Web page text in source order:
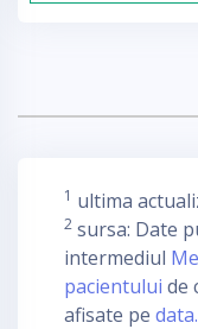
1 ultima
2 sursa: Date
intermediul
pacientului de
afisate pe